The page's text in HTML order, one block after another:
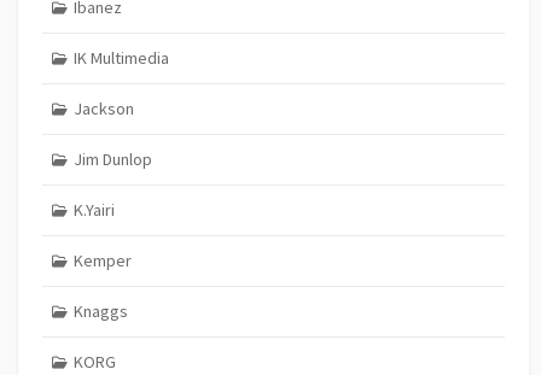
Ibanez
IK Multimedia
Jackson
Jim Dunlop
K.Yairi
Kemper
Knaggs
KORG